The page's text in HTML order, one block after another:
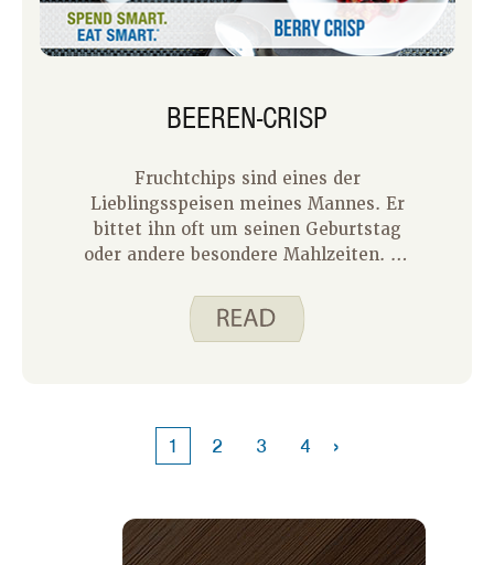
BEEREN-CRISP
Fruchtchips sind eines der
Lieblingsspeisen meines Mannes. Er
bittet ihn oft um seinen Geburtstag
oder andere besondere Mahlzeiten. Es
Dessert ist, das meiner Familie etwas
Obst und einige Vollkornprodukte
sein kann. Im Folgenden habe ich
einige Tipps, wie Sie einen Fruchtchip
1 2 3 4 ›